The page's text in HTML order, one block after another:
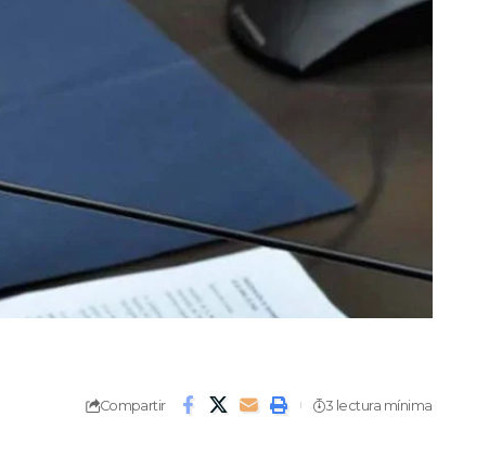
Compartir 3 lectura mínima